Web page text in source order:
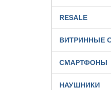
RESALE
ВИТРИННЫЕ
СМАРТФОНЫ
НАУШНИКИ